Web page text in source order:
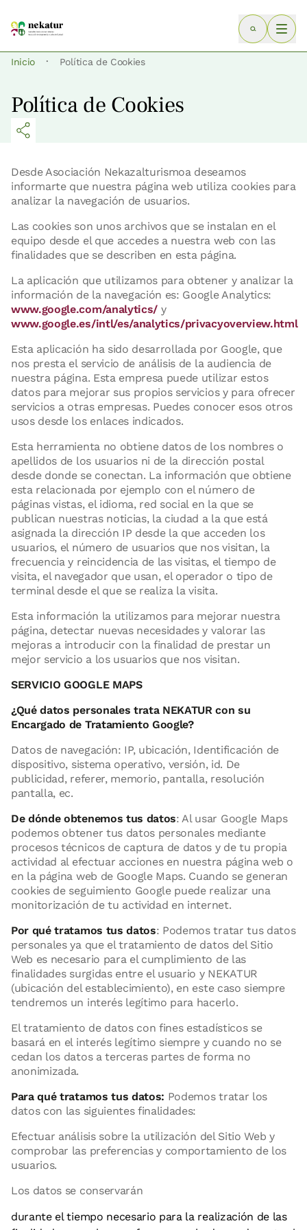
Inicio · Política de Cookies
Política de Cookies
Desde Asociación Nekazalturismoa deseamos
informarte que nuestra página web utiliza cookies para
analizar la navegación de usuarios.
Las cookies son unos archivos que se instalan en el
equipo desde el que accedes a nuestra web con las
finalidades que se describen en esta página.
La aplicación que utilizamos para obtener y analizar la
información de la navegación es: Google Analytics:
www.google.com/analytics/ y
www.google.es/intl/es/analytics/privacyoverview.html
Esta aplicación ha sido desarrollada por Google, que
nos presta el servicio de análisis de la audiencia de
nuestra página. Esta empresa puede utilizar estos
datos para mejorar sus propios servicios y para ofrecer
servicios a otras empresas. Puedes conocer esos otros
usos desde los enlaces indicados.
Esta herramienta no obtiene datos de los nombres o
apellidos de los usuarios ni de la dirección postal
desde donde se conectan. La información que obtiene
esta relacionada por ejemplo con el número de
páginas vistas, el idioma, red social en la que se
publican nuestras noticias, la ciudad a la que está
asignada la dirección IP desde la que acceden los
usuarios, el número de usuarios que nos visitan, la
frecuencia y reincidencia de las visitas, el tiempo de
visita, el navegador que usan, el operador o tipo de
terminal desde el que se realiza la visita.
Esta información la utilizamos para mejorar nuestra
página, detectar nuevas necesidades y valorar las
mejoras a introducir con la finalidad de prestar un
mejor servicio a los usuarios que nos visitan.
SERVICIO GOOGLE MAPS
¿Qué datos personales trata NEKATUR con su
Encargado de Tratamiento Google?
Datos de navegación: IP, ubicación, Identificación de
dispositivo, sistema operativo, versión, id. De
publicidad, referer, memorio, pantalla, resolución
pantalla, ec.
De dónde obtenemos tus datos: Al usar Google Maps
podemos obtener tus datos personales mediante
procesos técnicos de captura de datos y de tu propia
actividad al efectuar acciones en nuestra página web o
en la página web de Google Maps. Cuando se generan
cookies de seguimiento Google puede realizar una
monitorización de tu actividad en internet.
Por qué tratamos tus datos: Podemos tratar tus datos
personales ya que el tratamiento de datos del Sitio
Web es necesario para el cumplimiento de las
finalidades surgidas entre el usuario y NEKATUR
(ubicación del establecimiento), en este caso siempre
tendremos un interés legítimo para hacerlo.
El tratamiento de datos con fines estadísticos se
basará en el interés legítimo siempre y cuando no se
cedan los datos a terceras partes de forma no
anonimizada.
Para qué tratamos tus datos: Podemos tratar los
datos con las siguientes finalidades:
Efectuar análisis sobre la utilización del Sitio Web y
comprobar las preferencias y comportamiento de los
usuarios.
Los datos se conservarán
durante el tiempo necesario para la realización de las